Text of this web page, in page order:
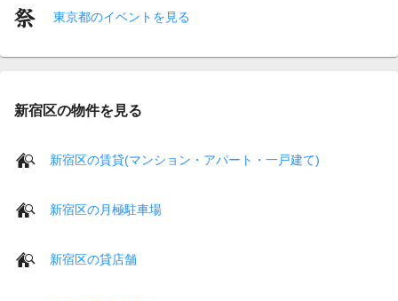
東京都のイベントを見る
新宿区の物件を見る
新宿区の賃貸(マンション・アパート・一戸建て)
新宿区の月極駐車場
新宿区の貸店舗